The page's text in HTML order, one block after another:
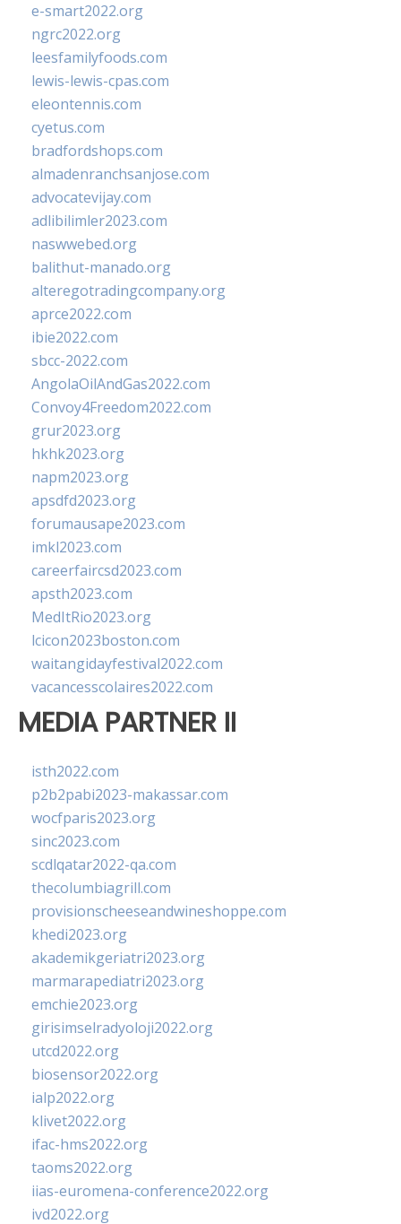
e-smart2022.org
ngrc2022.org
leesfamilyfoods.com
lewis-lewis-cpas.com
eleontennis.com
cyetus.com
bradfordshops.com
almadenranchsanjose.com
advocatevijay.com
adlibilimler2023.com
naswwebed.org
balithut-manado.org
alteregotradingcompany.org
aprce2022.com
ibie2022.com
sbcc-2022.com
AngolaOilAndGas2022.com
Convoy4Freedom2022.com
grur2023.org
hkhk2023.org
napm2023.org
apsdfd2023.org
forumausape2023.com
imkl2023.com
careerfaircsd2023.com
apsth2023.com
MedItRio2023.org
lcicon2023boston.com
waitangidayfestival2022.com
vacancesscolaires2022.com
MEDIA PARTNER II
isth2022.com
p2b2pabi2023-makassar.com
wocfparis2023.org
sinc2023.com
scdlqatar2022-qa.com
thecolumbiagrill.com
provisionscheeseandwineshoppe.com
khedi2023.org
akademikgeriatri2023.org
marmarapediatri2023.org
emchie2023.org
girisimselradyoloji2022.org
utcd2022.org
biosensor2022.org
ialp2022.org
klivet2022.org
ifac-hms2022.org
taoms2022.org
iias-euromena-conference2022.org
ivd2022.org